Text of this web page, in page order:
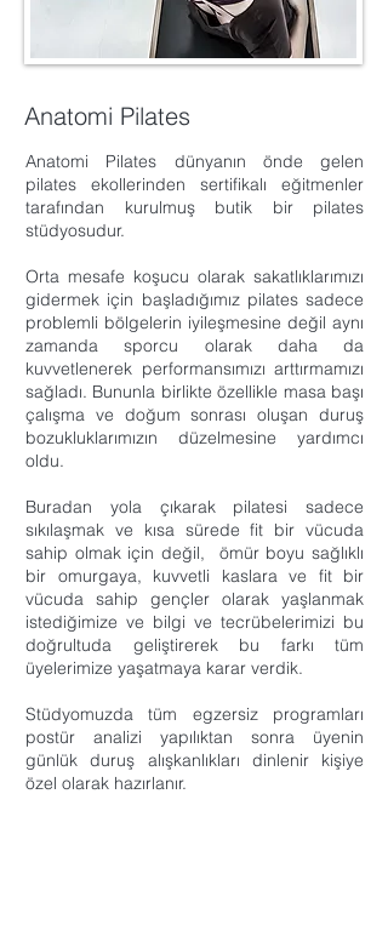
Anatomi Pilates
Anatomi Pilates dünyanın önde gelen
pilates ekollerinden sertifikalı eğitmenler
tarafından kurulmuş butik bir pilates
stüdyosudur.
Orta mesafe koşucu olarak sakatlıklarımızı
gidermek için başladığımız pilates sadece
problemli bölgelerin iyileşmesine değil aynı
zamanda sporcu olarak daha da
kuvvetlenerek performansımızı arttırmamızı
sağladı. Bununla birlikte özellikle masa başı
çalışma ve doğum sonrası oluşan duruş
bozukluklarımızın düzelmesine yardımcı
oldu.
Buradan yola çıkarak pilatesi sadece
sıkılaşmak ve kısa sürede fit bir vücuda
sahip olmak için değil, ömür boyu sağlıklı
bir omurgaya, kuvvetli kaslara ve fit bir
vücuda sahip gençler olarak yaşlanmak
istediğimize ve bilgi ve tecrübelerimizi bu
doğrultuda geliştirerek bu farkı tüm
üyelerimize yaşatmaya karar verdik.
Stüdyomuzda tüm egzersiz programları
postür analizi yapılıktan sonra üyenin
günlük duruş alışkanlıkları dinlenir kişiye
özel olarak hazırlanır.